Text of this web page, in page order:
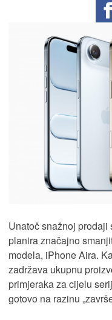
Unatoč snažnoj
planira značajno
modela, iPhone Aira.
zadržava ukupnu
primjeraka za cijelu
gotovo na razinu